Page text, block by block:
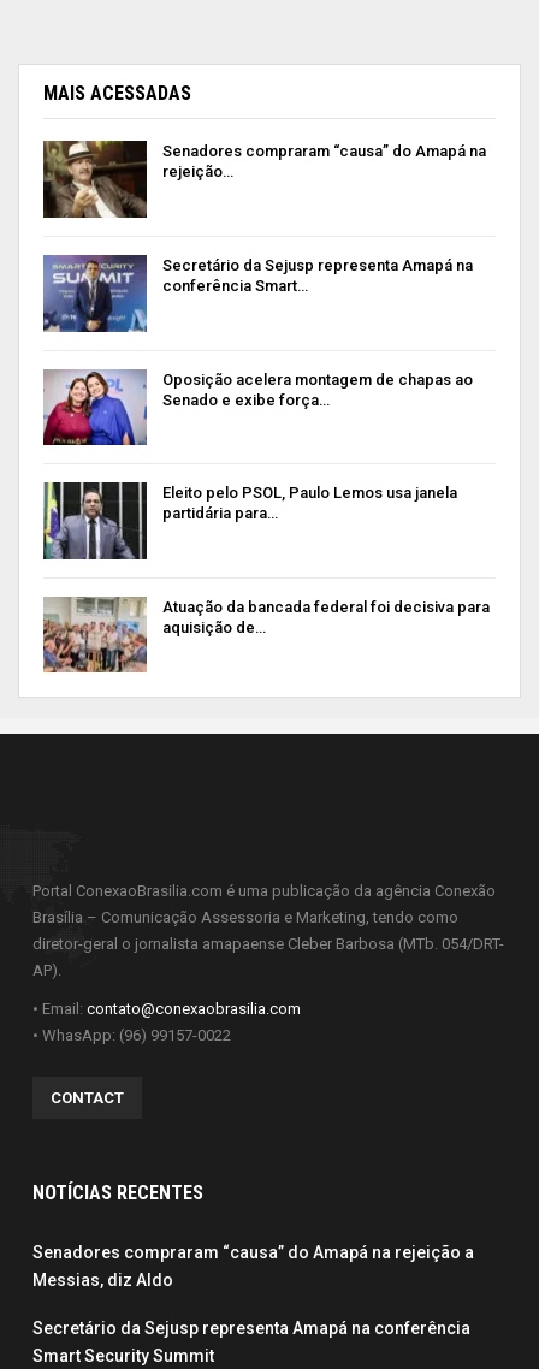
MAIS ACESSADAS
Senadores compraram “causa” do Amapá na
rejeição…
Secretário da Sejusp representa Amapá na
conferência Smart…
Oposição acelera montagem de chapas ao
Senado e exibe força…
Eleito pelo PSOL, Paulo Lemos usa janela
partidária para…
Atuação da bancada federal foi decisiva para
aquisição de…
Portal ConexaoBrasilia.com é uma publicação da agência Conexão
Brasília – Comunicação Assessoria e Marketing, tendo como
diretor-geral o jornalista amapaense Cleber Barbosa (MTb. 054/DRT-
AP).
• Email: contato@conexaobrasilia.com
• WhasApp: (96) 99157-0022
CONTACT
NOTÍCIAS RECENTES
Senadores compraram “causa” do Amapá na rejeição a
Messias, diz Aldo
Secretário da Sejusp representa Amapá na conferência
Smart Security Summit